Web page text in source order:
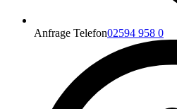
Anfrage Telefon02594 958 0